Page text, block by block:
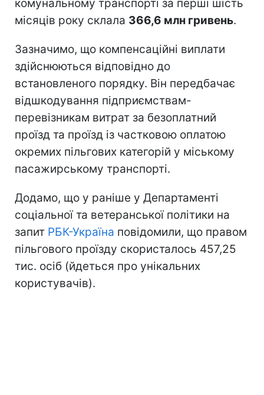
комунальному транспорті за перші шість
місяців року склала 366,6 млн гривень.
Зазначимо, що компенсаційні виплати
здійснюються відповідно до
встановленого порядку. Він передбачає
відшкодування підприємствам-
перевізникам витрат за безоплатний
проїзд та проїзд із частковою оплатою
окремих пільгових категорій у міському
пасажирському транспорті.
Додамо, що у раніше у Департаменті
соціальної та ветеранської політики на
запит РБК-Україна повідомили, що правом
пільгового проїзду скористалось 457,25
тис. осіб (йдеться про унікальних
користувачів).